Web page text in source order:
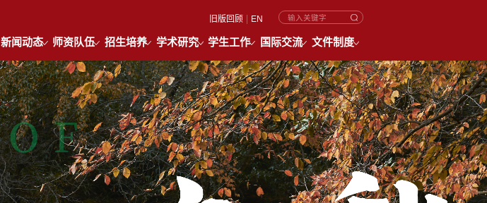
旧版回顾 | EN
新闻动态 师资队伍 招生培养 学术研究 学生工作 国际交流 文件制度